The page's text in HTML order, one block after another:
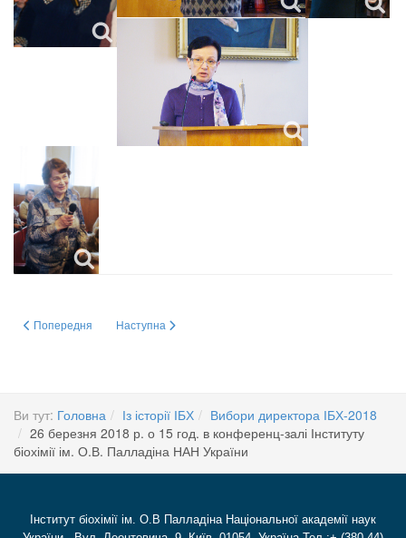
Попередня стаття: 28 березня 2018 р. з 10:00 до 13:00 в конференц-залі
Попередня Наступна стаття: Виборча програма академіка НАН
Наступна
Ви тут: Головна Із історії ІБХ
Вибори директора ІБХ-2018
26 березня 2018 р. о 15 год. в конференц-залі Інституту
біохімії ім. О.В. Палладіна НАН України
Інститут біохімії ім. О.В Палладіна Національної академії наук